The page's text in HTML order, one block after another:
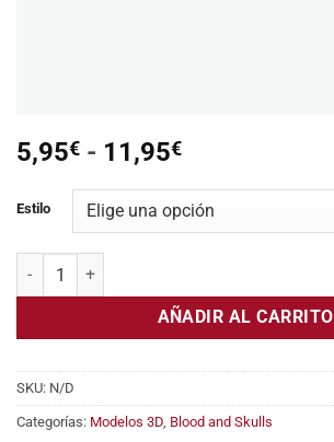
5,95€ - 11,95€Rango
precios:
desde
11,95€
Estilo
Snagha, the despoiler cantidad
AÑADIR AL CARRITO
SKU: N/D
Categorías: Modelos 3D, Blood and Skulls